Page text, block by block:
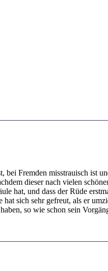
Fremden misstrauisch ist
dieser nach vielen
hat, und dass der Rüde
sich sehr gefreut, als er
so wie schon sein